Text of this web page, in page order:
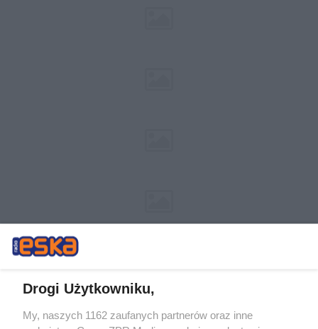
Żaden utwór zamieszczony w serwisie nie może być powielany i
Drogi Użytkowniku,
My, naszych 1162 zaufanych partnerów oraz inne